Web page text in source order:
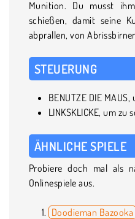
Munition. Du musst
schießen, damit seine
abprallen, von
STEUERUNG
BENUTZE DIE MAUS,
LINKSKLICKE, um zu
ÄHNLICHE SPIELE
Probiere doch mal als
Onlinespiele aus.
Doodieman Bazooka